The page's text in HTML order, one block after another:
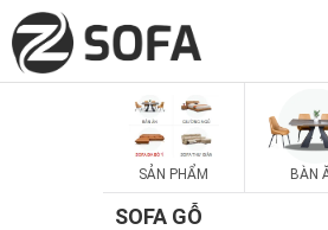
SẢN PHẨM BÀN
SOFA GỖ